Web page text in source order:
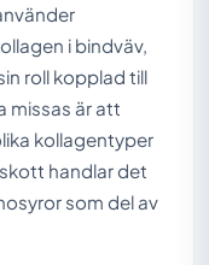
i bindväv,
roll kopplad till
missas är att
kollagentyper
handlar det
som del av